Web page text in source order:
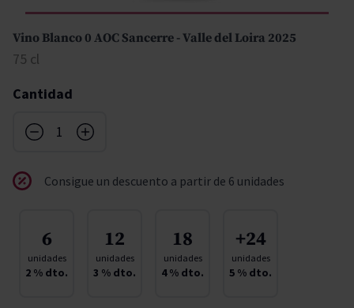
Vino Blanco 0 AOC Sancerre - Valle del Loira 2025
75 cl
Cantidad
Consigue un descuento a partir de 6 unidades
6
unidades
2 % dto.
12
unidades
3 % dto.
18
unidades
4% dto.
+24
unidades
5 % dto.